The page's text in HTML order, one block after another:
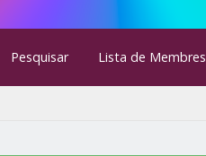
Pesquisar Lista de Membres